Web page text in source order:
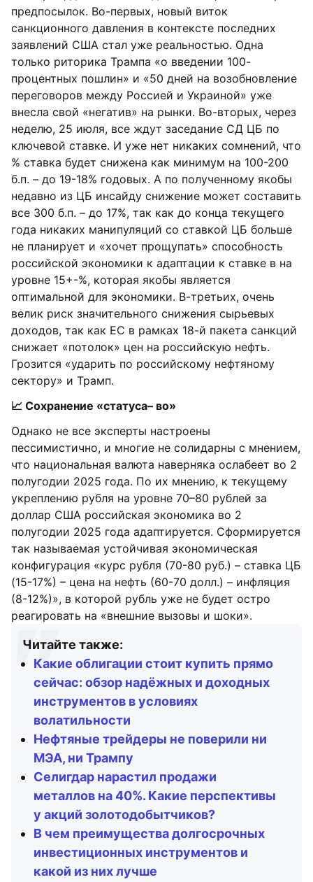
предпосылок. Во-первых, новый виток
санкционного давления в контексте последних
заявлений США стал уже реальностью. Одна
только риторика Трампа «о введении 100-
процентных пошлин» и «50 дней на возобновление
переговоров между Россией и Украиной» уже
внесла свой «негатив» на рынки. Во-вторых, через
неделю, 25 июля, все ждут заседание СД ЦБ по
ключевой ставке. И уже нет никаких сомнений, что
% ставка будет снижена как минимум на 100-200
б.п. – до 19-18% годовых. А по полученному якобы
недавно из ЦБ инсайду снижение может составить
все 300 б.п. – до 17%, так как до конца текущего
года никаких манипуляций со ставкой ЦБ больше
не планирует и «хочет прощупать» способность
российской экономики к адаптации к ставке в на
уровне 15+-%, которая якобы является
оптимальной для экономики. В-третьих, очень
велик риск значительного снижения сырьевых
доходов, так как ЕС в рамках 18-й пакета санкций
снижает «потолок» цен на российскую нефть.
Грозится «ударить по российскому нефтяному
сектору» и Трамп.
📈 Сохранение «статуса– во»
Однако не все эксперты настроены
пессимистично, и многие не солидарны с мнением,
что национальная валюта наверняка ослабеет во 2
полугодии 2025 года. По их мнению, к текущему
укреплению рубля на уровне 70–80 рублей за
доллар США российская экономика во 2
полугодии 2025 года адаптируется. Сформируется
так называемая устойчивая экономическая
конфигурация «курс рубля (70-80 руб.) – ставка ЦБ
(15-17%) – цена на нефть (60-70 долл.) – инфляция
(8-12%)», в которой рубль уже не будет остро
реагировать на «внешние вызовы и шоки».
Читайте также:
Какие облигации стоит купить прямо
сейчас: обзор надёжных и доходных
инструментов в условиях
волатильности
Нефтяные трейдеры не поверили ни
МЭА, ни Трампу
Селигдар нарастил продажи
металлов на 40%. Какие перспективы
у акций золотодобытчиков?
В чем преимущества долгосрочных
инвестиционных инструментов и
какой из них лучше